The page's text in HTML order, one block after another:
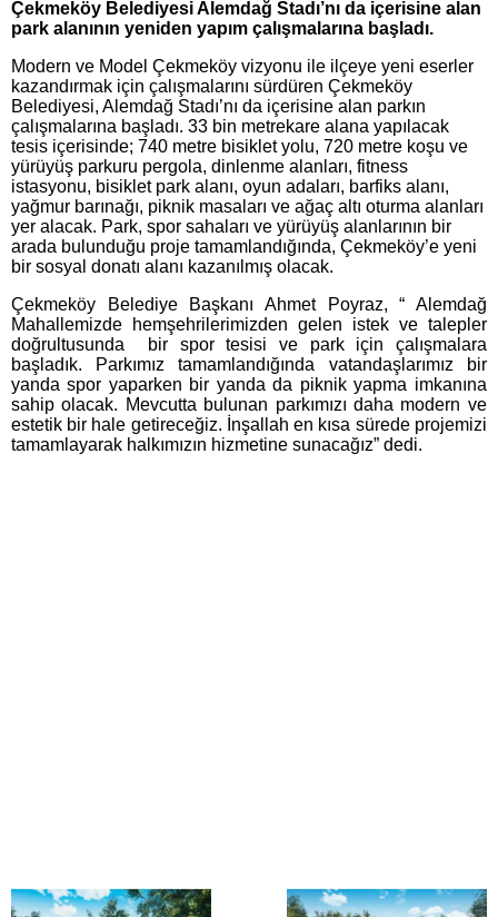
Çekmeköy Belediyesi Alemdağ Stadı’nı da içerisine alan
park alanının yeniden yapım çalışmalarına başladı.
Modern ve Model Çekmeköy vizyonu ile ilçeye yeni eserler
kazandırmak için çalışmalarını sürdüren Çekmeköy
Belediyesi, Alemdağ Stadı’nı da içerisine alan parkın
çalışmalarına başladı. 33 bin metrekare alana yapılacak
tesis içerisinde; 740 metre bisiklet yolu, 720 metre koşu ve
yürüyüş parkuru pergola, dinlenme alanları, fitness
istasyonu, bisiklet park alanı, oyun adaları, barfiks alanı,
yağmur barınağı, piknik masaları ve ağaç altı oturma alanları
yer alacak. Park, spor sahaları ve yürüyüş alanlarının bir
arada bulunduğu proje tamamlandığında, Çekmeköy’e yeni
bir sosyal donatı alanı kazanılmış olacak.
Çekmeköy Belediye Başkanı Ahmet Poyraz, “ Alemdağ
Mahallemizde hemşehrilerimizden gelen istek ve talepler
doğrultusunda bir spor tesisi ve park için çalışmalara
başladık. Parkımız tamamlandığında vatandaşlarımız bir
yanda spor yaparken bir yanda da piknik yapma imkanına
sahip olacak. Mevcutta bulunan parkımızı daha modern ve
estetik bir hale getireceğiz. İnşallah en kısa sürede projemizi
tamamlayarak halkımızın hizmetine sunacağız” dedi.